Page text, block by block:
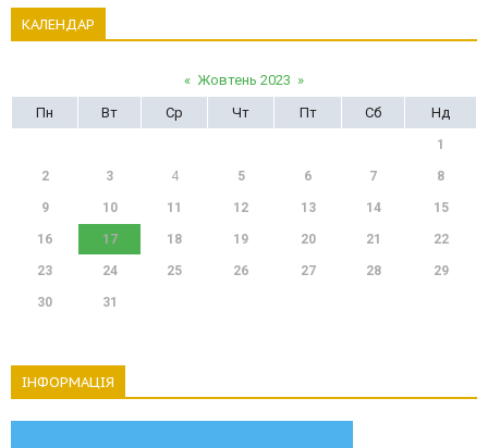
КАЛЕНДАР
« Жовтень 2023 »
Пн
Вт Ср Чт Пт Сб Нд
1
2 3 4 5 6 7 8
9 10 11 12 13 14 15
16 17 18 19 20 21 22
23 24 25 26 27 28 29
30 31
ІНФОРМАЦІЯ